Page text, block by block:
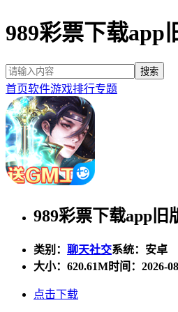
989彩票下载app
首页软件游戏排行专题
989彩票下载app旧
类别： 聊天社交系统：安卓
大小： 620.61M时间：2026-
点击下载